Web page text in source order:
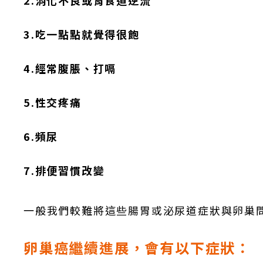
3.吃一點點就覺得很飽
4.經常腹脹、打嗝
5.性交疼痛
6.頻尿
7.排便習慣改變
一般我們較難將這些腸胃或泌尿道症狀與卵巢
卵巢癌繼續進展，會有以下症狀：